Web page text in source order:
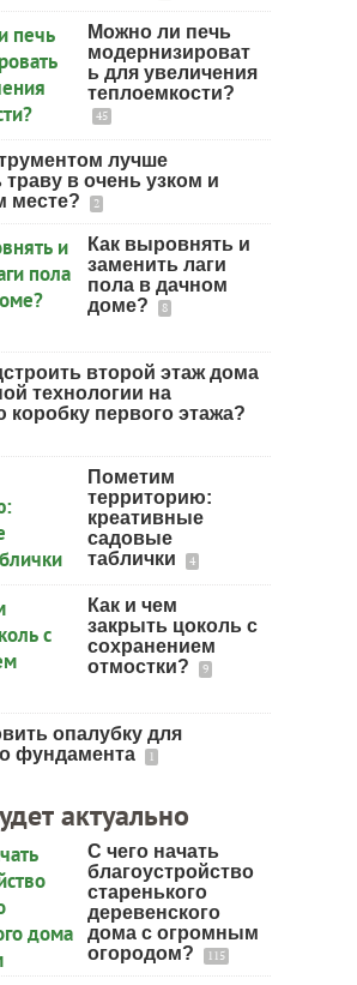
Можно ли печь
модернизироват
ь для увеличения
теплоемкости?
45
лучше
траву в очень узком и
месте?
2
Как выровнять и
заменить лаги
пола в дачном
доме?
8
второй этаж дома
технологии на
коробку первого этажа?
Пометим
территорию:
креативные
садовые
таблички
4
Как и чем
закрыть цоколь с
сохранением
отмостки?
9
опалубку для
фундамента
1
актуально
С чего начать
благоустройство
старенького
деревенского
дома с огромным
огородом?
115